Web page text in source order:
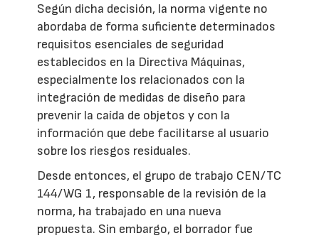
Según dicha decisión, la norma vigente no
abordaba de forma suficiente determinados
requisitos esenciales de seguridad
establecidos en la Directiva Máquinas,
especialmente los relacionados con la
integración de medidas de diseño para
prevenir la caída de objetos y con la
información que debe facilitarse al usuario
sobre los riesgos residuales.
Desde entonces, el grupo de trabajo CEN/TC
144/WG 1, responsable de la revisión de la
norma, ha trabajado en una nueva
propuesta. Sin embargo, el borrador fue